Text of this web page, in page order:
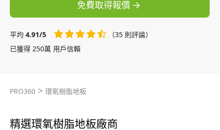
免費取得報價
平均 4.91/5
（35 則評論）
已獲得 250萬 用戶信賴
PRO360 > 環氧樹脂地板
精選環氧樹脂地板廠商